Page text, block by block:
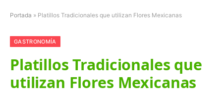
Portada » Platillos Tradicionales que utilizan Flores Mexicanas
GASTRONOMÍA
Platillos Tradicionales que
utilizan Flores Mexicanas